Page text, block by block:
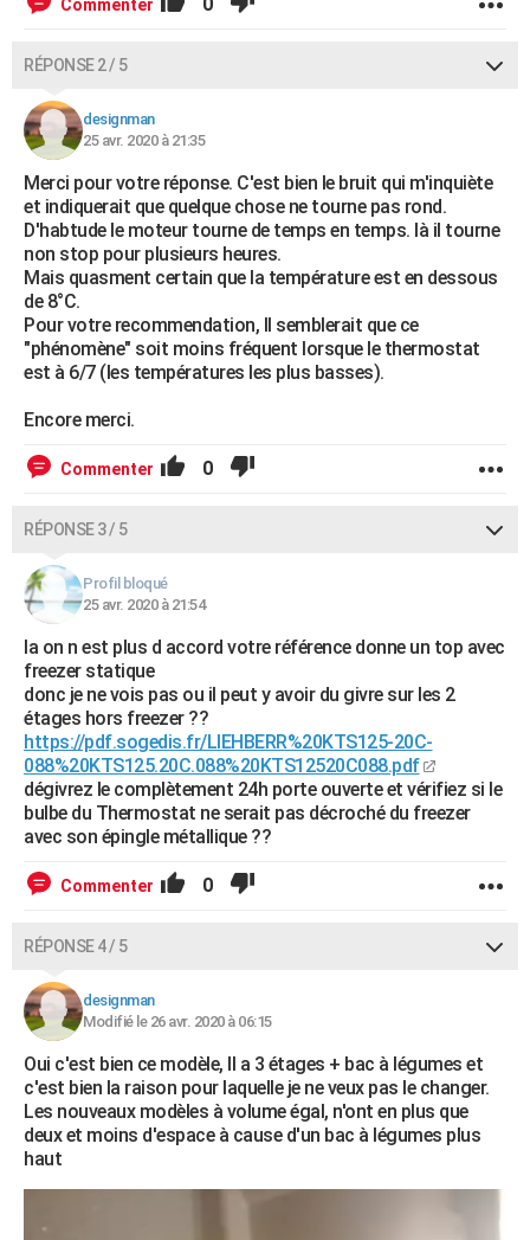
Commenter
RÉPONSE 2 / 5
designman
25 avr. 2020 à 21:35
Merci pour votre réponse. C'est bien le bruit qui m'inquiète
et indiquerait que quelque chose ne tourne pas rond.
D'habtude le moteur tourne de temps en temps. là il tourne
non stop pour plusieurs heures.
Mais quasment certain que la température est en dessous
de 8°C.
Pour votre recommendation, ll semblerait que ce
"phénomène" soit moins fréquent lorsque le thermostat
est à 6/7 (les températures les plus basses).
Encore merci.
Commenter 0
RÉPONSE 3 / 5
Profil bloqué
25 avr. 2020 à 21:54
la on n est plus d accord votre référence donne un top avec
freezer statique
donc je ne vois pas ou il peut y avoir du givre sur les 2
étages hors freezer ??
https://pdf.sogedis.fr/LIEHBERR%20KTS125-20C-
088%20KTS125.20C.088%20KTS12520C088.pdf
dégivrez le complètement 24h porte ouverte et vérifiez si le
bulbe du Thermostat ne serait pas décroché du freezer
avec son épingle métallique ??
Commenter 0
RÉPONSE 4 / 5
designman
Modifié le 26 avr. 2020 à 06:15
Oui c'est bien ce modèle, Il a 3 étages + bac à légumes et
c'est bien la raison pour laquelle je ne veux pas le changer.
Les nouveaux modèles à volume égal, n'ont en plus que
deux et moins d'espace à cause d'un bac à légumes plus
haut